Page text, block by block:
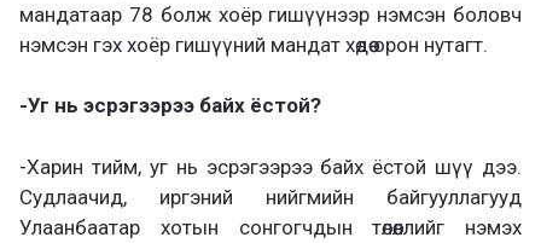
мандатаар 78 болж хоёр гишүүнээр нэмсэн боловч
нэмсэн гэх хоёр гишүүний мандат хөдөө орон нутагт.
-Уг нь эсрэгээрээ байх ёстой?
-Харин тийм, уг нь эсрэгээрээ байх ёстой шүү дээ.
Судлаачид, иргэний нийгмийн байгууллагууд
Улаанбаатар хотын сонгогчдын төлөөллийг нэмэх